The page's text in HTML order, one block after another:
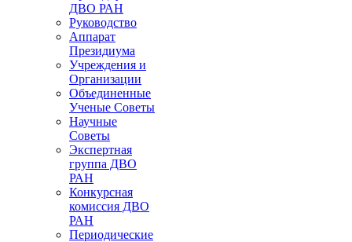
ДВО РАН
Руководство
Аппарат
Президиума
Учреждения и
Организации
Объединенные
Ученые Советы
Научные
Советы
Экспертная
группа ДВО
РАН
Конкурсная
комиссия ДВО
РАН
Периодические